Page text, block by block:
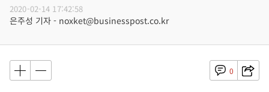
2020-02-14 17:42:58
은주성 기자 - noxket@businesspost.co.kr
0